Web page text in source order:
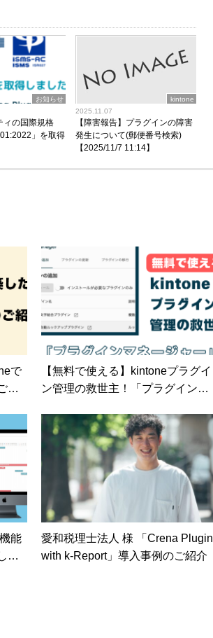
お知らせ
ィの国際規格
」を取得
kintone
2025.11.07
【障害報告】プラグインの障害
発生について(郵便番号検索)
【2025/11/7 11:14】
で
紹
【無料で使える】kintoneプラグイ
ン管理の救世主！「プラグインマ
能
ま
愛和税理士法人 様 「Crena Plugin
with k-Report」導入事例のご紹介